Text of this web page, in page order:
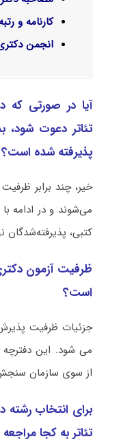
کارنامه و
انجمن
آیا در صورتی که
ﺗﺌﺎﺗﺮ دعوت شود،
پذیرفته شده است؟
خیر، چند برابر
می‌شوند و در ادامه
کتبی، پذیرفته‌شدگان
است؟
جزئیات ظرفیت
می شود. این دفترچه
از سوی سازمان
برای انتخاب رشته
ﺗﺌﺎﺗﺮ به کجا